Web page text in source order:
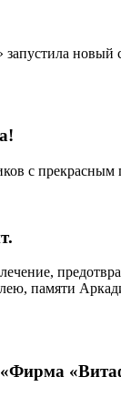
новый
с прекрасным
памяти